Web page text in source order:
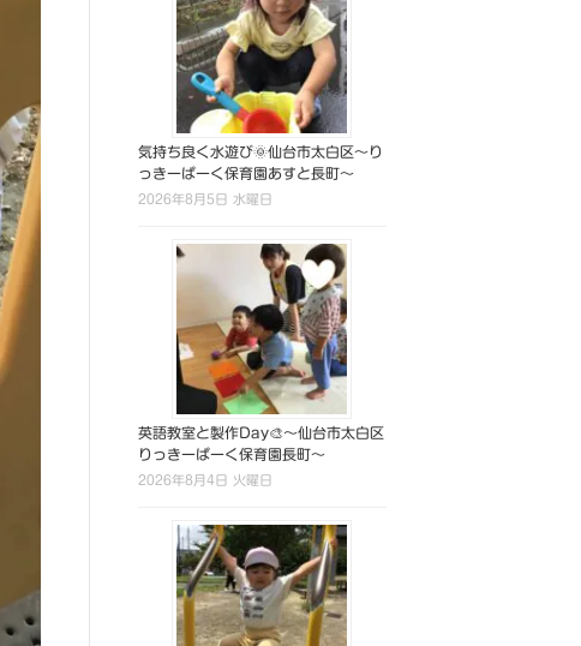
気持ち良く水遊び🌞仙台市太白区～り
っきーぱーく保育園あすと長町～
2026年8月5日 水曜日
英語教室と製作Day🎨～仙台市太白区
りっきーぱーく保育園長町～
2026年8月4日 火曜日